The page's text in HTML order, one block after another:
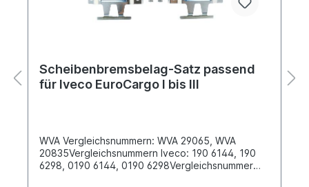
Scheibenbremsbelag-Satz passend
für Iveco EuroCargo I bis III
WVA Vergleichsnummern: WVA 29065, WVA
20835Vergleichsnummern Iveco: 190 6144, 190
6298, 0190 6144, 0190 6298Vergleichsnummer